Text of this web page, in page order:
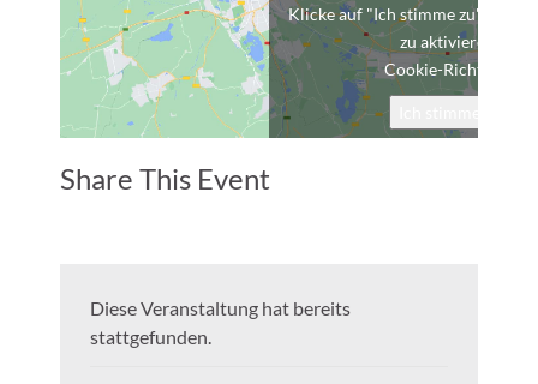
Klicke auf "Ich stimme zu", um
zu aktivieren
Cookie-Richtlinie
Share This Event
Diese Veranstaltung hat bereits
stattgefunden.